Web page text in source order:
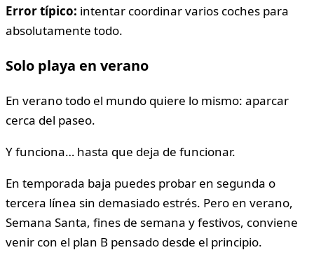
Error típico: intentar coordinar varios coches para
absolutamente todo.
Solo playa en verano
En verano todo el mundo quiere lo mismo: aparcar
cerca del paseo.
Y funciona… hasta que deja de funcionar.
En temporada baja puedes probar en segunda o
tercera línea sin demasiado estrés. Pero en verano,
Semana Santa, fines de semana y festivos, conviene
venir con el plan B pensado desde el principio.